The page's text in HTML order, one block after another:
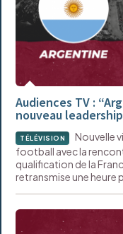
Audiences TV :
nouveau
TÉLÉVISION
Nouvelle
football avec la
qualification de la
retransmise une heure